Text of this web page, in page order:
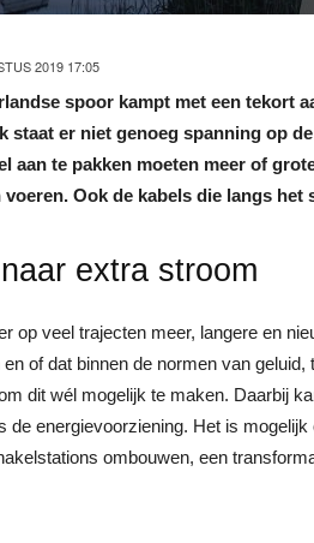
2019 17:05
spoor kampt met een tekort
staat er niet genoeg spanning op
aan te pakken moeten meer of
Ook de kabels die langs
extra stroom
op veel trajecten meer, langere en
of dat binnen de normen van
dit wél mogelijk te maken. Daarbij
de energievoorziening. Het is
ombouwen, een